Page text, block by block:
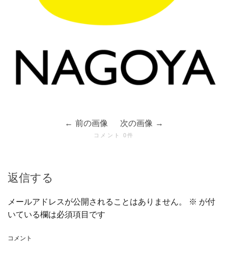
前の画像 次の画像
コメント 0件
返信する
メールアドレスが公開されることはありません。 ※ が付
いている欄は必須項目です
コメント